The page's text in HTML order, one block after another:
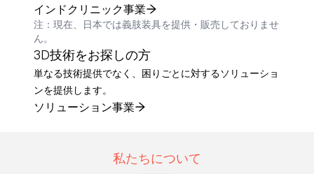
インドクリニック事業
注：現在、日本では義肢装具を提供・販売しておりませ
ん。
3D技術をお探しの方
単なる技術提供でなく、困りごとに対するソリューショ
ンを提供します。
ソリューション事業
私たちについて